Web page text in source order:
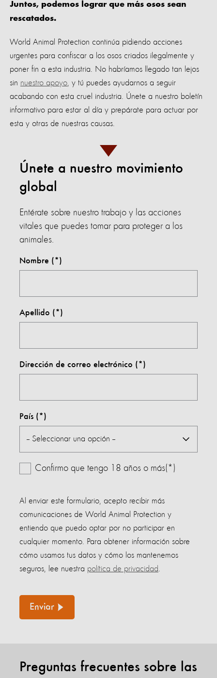
Juntos, podemos lograr que más osos sean
rescatados.
World Animal Protection continúa pidiendo acciones
urgentes para confiscar a los osos criados ilegalmente y
poner fin a esta industria. No habríamos llegado tan lejos
sin nuestro apoyo, y tú puedes ayudarnos a seguir
acabando con esta cruel industria. Únete a nuestro boletín
informativo para estar al día y prepárate para actuar por
esta y otras de nuestras causas.
Únete a nuestro movimiento
global
Entérate sobre nuestro trabajo y las acciones
vitales que puedes tomar para proteger a los
animales.
Nombre
Apellido
Dirección de correo electrónico
País
Confirmo que tengo 18 años o más(*)
Al enviar este formulario, acepto recibir más
comunicaciones de World Animal Protection y
entiendo que puedo optar por no participar en
cualquier momento. Para obtener información sobre
cómo usamos tus datos y cómo los mantenemos
seguros, lee nuestra política de privacidad.
Enviar
Preguntas frecuentes sobre las